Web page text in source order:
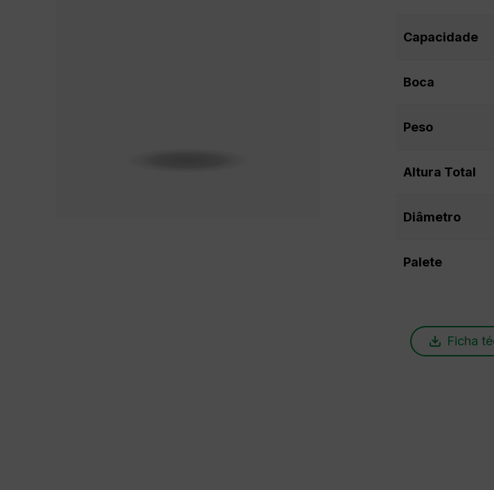
Capacidade
Boca
Peso
Altura Total
Diâmetro
Palete
Ficha